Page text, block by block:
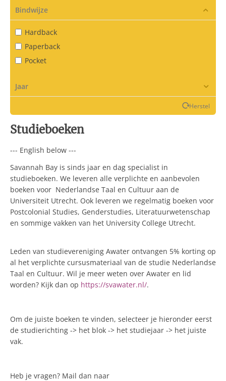
Bindwijze
Hardback
Paperback
Pocket
Jaar
Herstel
Studieboeken
--- English below ---
Savannah Bay is sinds jaar en dag specialist in
studieboeken. We leveren alle verplichte en aanbevolen
boeken voor Nederlandse Taal en Cultuur aan de
Universiteit Utrecht. Ook leveren we regelmatig boeken voor
Postcolonial Studies, Genderstudies, Literatuurwetenschap
en sommige vakken van het University College Utrecht.
Leden van studievereniging Awater ontvangen 5% korting op
al het verplichte cursusmateriaal van de studie Nederlandse
Taal en Cultuur. Wil je meer weten over Awater en lid
worden? Kijk dan op https://svawater.nl/.
Om de juiste boeken te vinden, selecteer je hieronder eerst
de studierichting -> het blok -> het studiejaar -> het juiste
vak.
Heb je vragen? Mail dan naar